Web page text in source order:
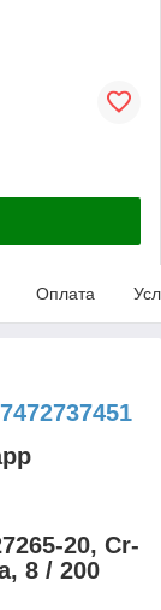
Оплата
20, Сr-
8 / 200